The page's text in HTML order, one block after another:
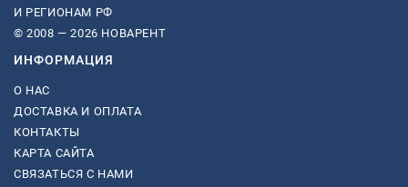
И РЕГИОНАМ РФ
© 2008 — 2026 НОВАРЕНТ
ИНФОРМАЦИЯ
О НАС
ДОСТАВКА И ОПЛАТА
КОНТАКТЫ
КАРТА САЙТА
СВЯЗАТЬСЯ С НАМИ